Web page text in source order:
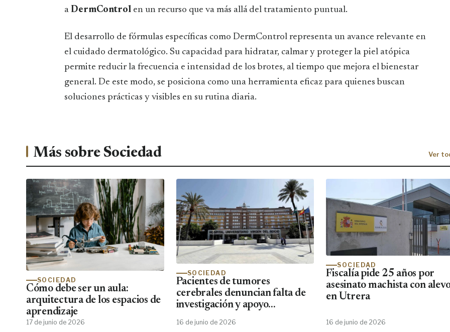
a DermControl en un recurso que va más allá del tratamiento puntual.
El desarrollo de fórmulas específicas como DermControl representa un avance relevante en
el cuidado dermatológico. Su capacidad para hidratar, calmar y proteger la piel atópica
permite reducir la frecuencia e intensidad de los brotes, al tiempo que mejora el bienestar
general. De este modo, se posiciona como una herramienta eficaz para quienes buscan
soluciones prácticas y visibles en su rutina diaria.
Más sobre Sociedad Ver
SOCIEDAD
Cómo debe ser un aula:
arquitectura de los espacios de
aprendizaje
17 de junio de 2026
SOCIEDAD
Pacientes de tumores
cerebrales denuncian falta de
investigación y apoyo
16 de junio de 2026
SOCIEDAD
Fiscalía pide 25 años por
asesinato machista con
en Utrera
16 de junio de 2026